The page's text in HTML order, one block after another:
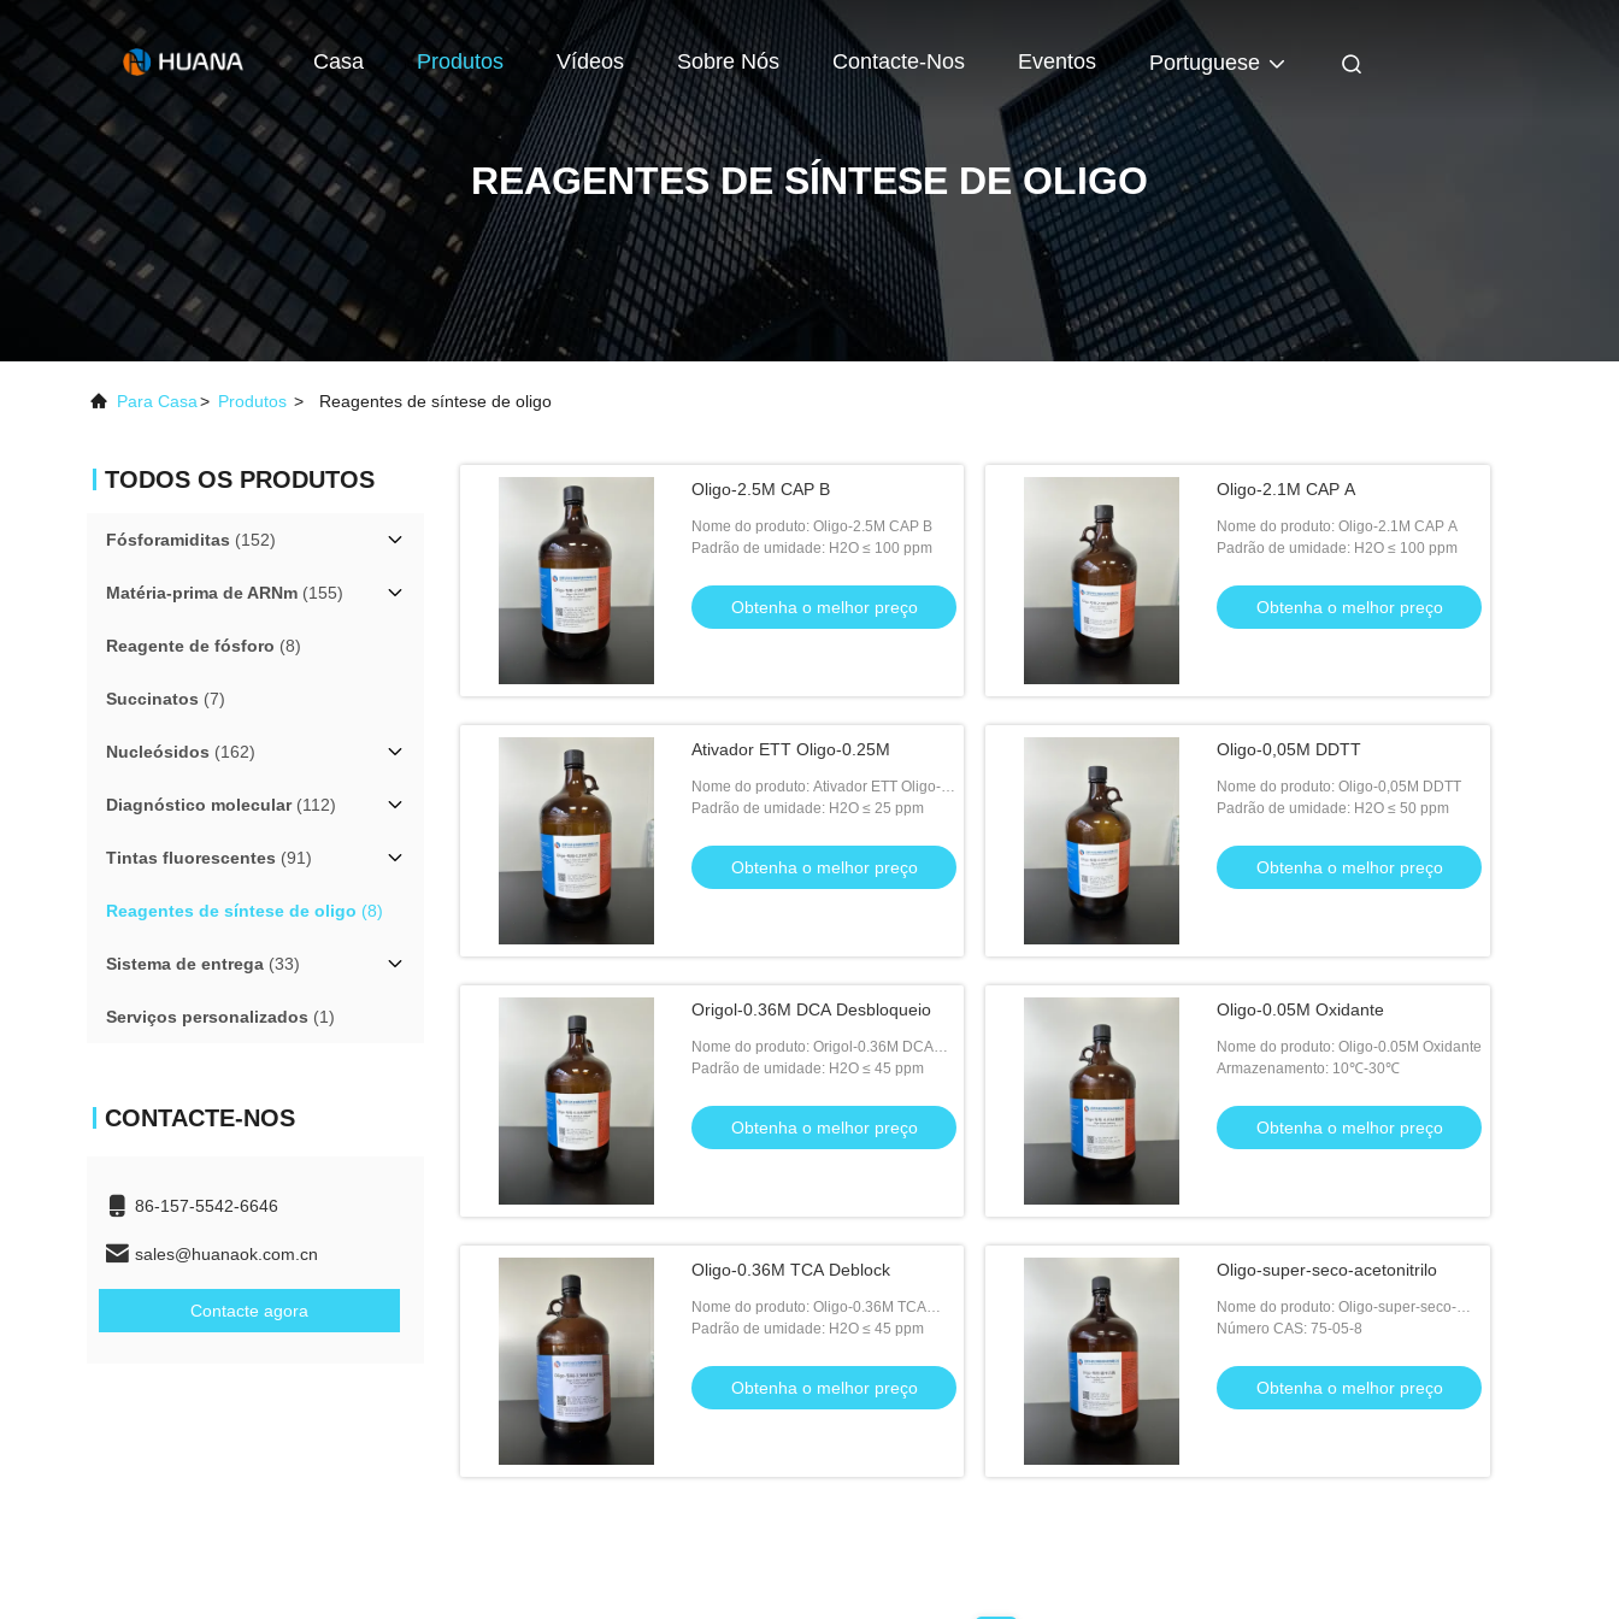
Casa Produtos Vídeos Sobre Nós Contacte-Nos Eventos Portuguese
REAGENTES DE SÍNTESE DE OLIGO
Para Casa> Produtos > Reagentes de síntese de oligo
TODOS OS PRODUTOS
Fósforamiditas (152)
Matéria-prima de ARNm (155)
Reagente de fósforo (8)
Succinatos (7)
Nucleósidos (162)
Diagnóstico molecular(112)
Tintas fluorescentes (91)
Reagentes de síntese de oligo (8)
Sistema de entrega (33)
Serviços personalizados (1)
CONTACTE-NOS
86-157-5542-6646
sales@huanaok.com.cn
Contacte agora
Oligo-2.5M CAP B
Nome do produto: Oligo-2.5M CAP B
Padrão de umidade: H2O ≤ 100 ppm
Obtenha o melhor preço
Oligo-2.1M CAP A
Nome do produto: Oligo-2.1M CAP A
Padrão de umidade: H2O ≤ 100 ppm
Obtenha o melhor preço
Ativador ETT Oligo-0.25M
Nome do produto: Ativador ETT Oligo-
0.25M
Padrão de umidade: H2O ≤ 25 ppm
Obtenha o melhor preço
Oligo-0,05M DDTT
Nome do produto: Oligo-0,05M DDTT
Padrão de umidade: H2O ≤ 50 ppm
Obtenha o melhor preço
Origol-0.36M DCA Desbloqueio
Nome do produto: Origol-0.36M DCA
Desbloqueio
Padrão de umidade: H2O ≤ 45 ppm
Obtenha o melhor preço
Oligo-0.05M Oxidante
Nome do produto: Oligo-0.05M Oxidante
Armazenamento: 10℃-30℃
Obtenha o melhor preço
Oligo-0.36M TCA Deblock
Nome do produto: Oligo-0.36M TCA
Deblock
Padrão de umidade: H2O ≤ 45 ppm
Obtenha o melhor preço
Oligo-super-seco-acetonitrilo
Nome do produto: Oligo-super-seco-
acetonitrilo
Número CAS: 75-05-8
Obtenha o melhor preço